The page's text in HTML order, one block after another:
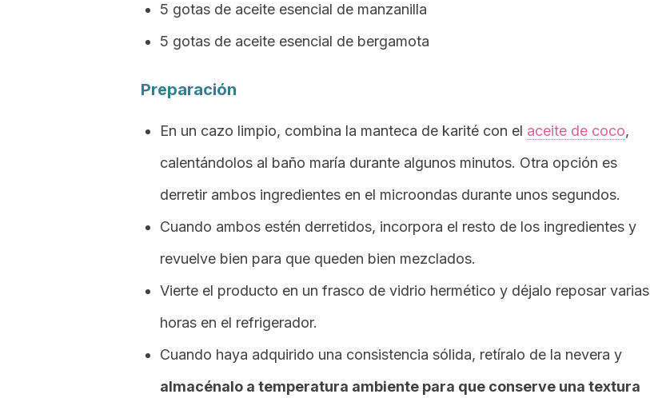
5 gotas de aceite esencial de manzanilla
5 gotas de aceite esencial de bergamota
Preparación
En un cazo limpio, combina la manteca de karité con el aceite de coco,
calentándolos al baño maría durante algunos minutos. Otra opción es
derretir ambos ingredientes en el microondas durante unos segundos.
Cuando ambos estén derretidos, incorpora el resto de los ingredientes y
revuelve bien para que queden bien mezclados.
Vierte el producto en un frasco de vidrio hermético y déjalo reposar varias
horas en el refrigerador.
Cuando haya adquirido una consistencia sólida, retíralo de la nevera y
almacénalo a temperatura ambiente para que conserve una textura